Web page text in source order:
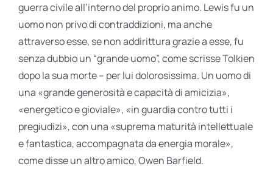
guerra civile all’interno del proprio animo. Lewis fu un
uomo non privo di contraddizioni, ma anche
attraverso esse, se non addirittura grazie a esse, fu
senza dubbio un “grande uomo”, come scrisse Tolkien
dopo la sua morte – per lui dolorosissima. Un uomo di
una «grande generosità e capacità di amicizia»,
«energetico e gioviale», «in guardia contro tutti i
pregiudizi», con una «suprema maturità intellettuale
e fantastica, accompagnata da energia morale»,
come disse un altro amico, Owen Barfield.